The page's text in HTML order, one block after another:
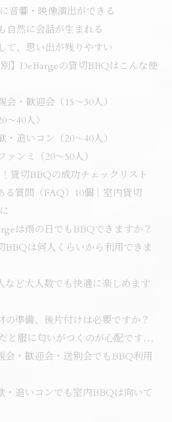
音響・映像演出ができる
自然に会話が生まれる
て、思い出が残りやすい
】DeBargeの貸切BBQはこんな使
会・歓迎会（15〜30人）
40人）
・追いコン（20〜40人）
ンミ（20〜50人）
貸切BBQの成功チェックリスト
る質問（FAQ）10個｜室内貸切
は雨の日でもBBQできますか？
BBQは何人くらいから利用できま
など大人数でも快適に楽しめます
の準備、後片付けは必要ですか？
と服に匂いがつくのが心配です…
会・歓迎会・送別会でもBBQ利用
・追いコンでも室内BBQは向いて